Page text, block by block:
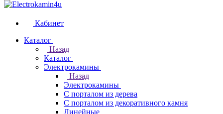
Кабинет
Каталог
Назад
Каталог
Электрокамины
Назад
Электрокамины
С порталом из дерева
С порталом из декоративного камня
Линейные